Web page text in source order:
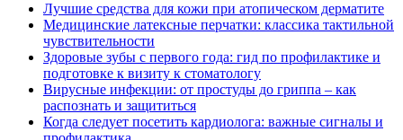
Лучшие средства для кожи при атопическом дерматите
Медицинские латексные перчатки: классика тактильной
чувствительности
Здоровые зубы с первого года: гид по профилактике и
подготовке к визиту к стоматологу
Вирусные инфекции: от простуды до гриппа – как
распознать и защититься
Когда следует посетить кардиолога: важные сигналы и